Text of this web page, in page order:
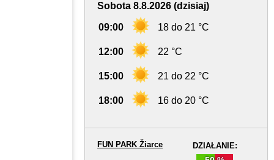
Sobota 8.8.2026 (dzisiaj)
09:00 18 do 21 °C
12:00 22 °C
15:00 21 do 22 °C
18:00 16 do 20 °C
DZIAŁANIE:
FUN PARK Žiarce